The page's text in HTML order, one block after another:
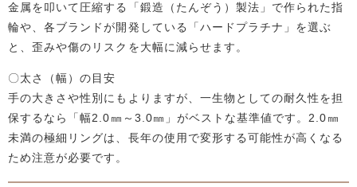
金属を叩いて圧縮する「鍛造（たんぞう）製法」で作られた指
輪や、各ブランドが開発している「ハードプラチナ」を選ぶ
と、歪みや傷のリスクを大幅に減らせます。
〇太さ（幅）の目安
手の大きさや性別にもよりますが、一生物としての耐久性を担
保するなら「幅2.0㎜～3.0㎜」がベストな基準値です。2.0㎜
未満の極細リングは、長年の使用で変形する可能性が高くなる
ため注意が必要です。